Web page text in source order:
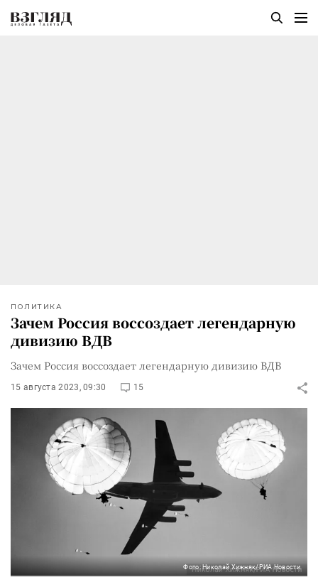
ПОЛИТИКА
Зачем Россия воссоздает легендарную
дивизию ВДВ
Зачем Россия воссоздает легендарную дивизию ВДВ
15 августа 2023, 09:30 15
Фото: Николай Хижняк/РИА Новости